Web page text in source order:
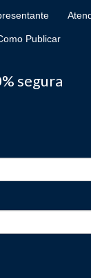
Publicar
segura